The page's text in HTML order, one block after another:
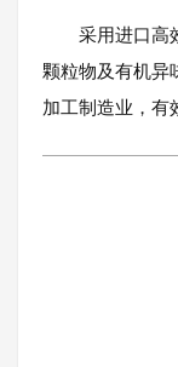
采用进口高
颗粒物及有机异
加工制造业，有